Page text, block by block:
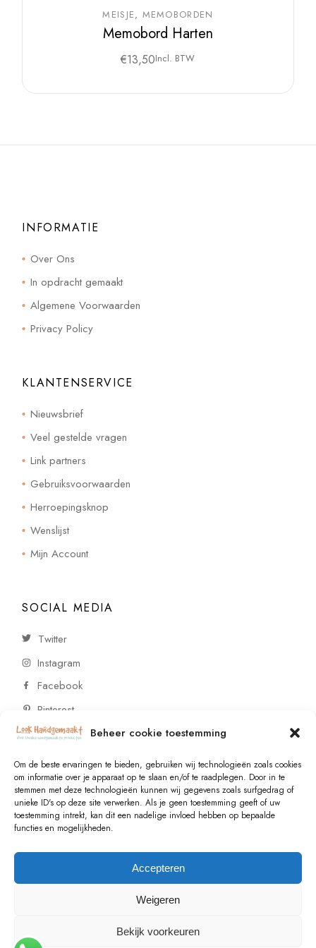
Beheer cookie toestemming
Om de beste ervaringen te bieden, gebruiken wij technologieën zoals cookies
om informatie over je apparaat op te slaan en/of te raadplegen. Door in te
stemmen met deze technologieën kunnen wij gegevens zoals surfgedrag of
unieke ID's op deze site verwerken. Als je geen toestemming geeft of uw
toestemming intrekt, kan dit een nadelige invloed hebben op bepaalde
functies en mogelijkheden.
Accepteren
Weigeren
Bekijk voorkeuren
MEISJE MEMOBORDEN
Memobord Harten
€13,50Incl. BTW
INFORMATIE
Over Ons
In opdracht gemaakt
Algemene Voorwaarden
Privacy Policy
KLANTENSERVICE
Nieuwsbrief
Veel gestelde vragen
Link partners
Gebruiksvoorwaarden
Herroepingsknop
Wenslijst
Mijn Account
SOCIAL MEDIA
Twitter
Instagram
Facebook
Pinterest
CONTACT
Vragen of wensen? Neem contact op!
+31 (0)6 229 021 29
© 2023 , All Rights Reserved